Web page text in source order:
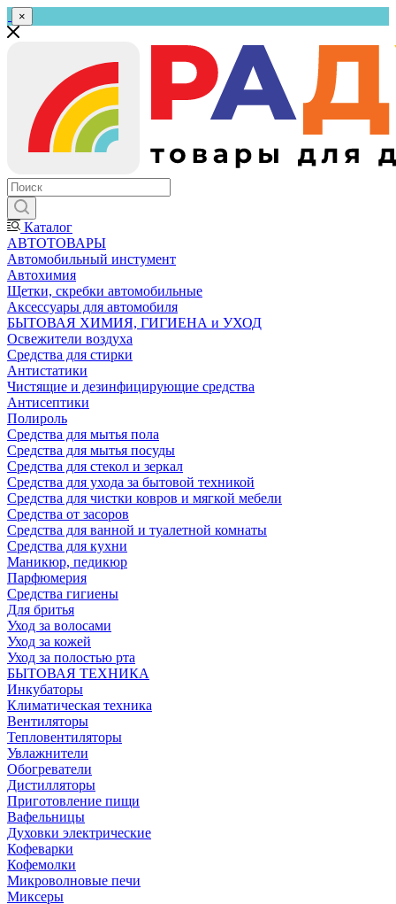
×
Каталог
АВТОТОВАРЫ
Автомобильный инстумент
Автохимия
Щетки, скребки автомобильные
Аксессуары для автомобиля
БЫТОВАЯ ХИМИЯ, ГИГИЕНА и УХОД
Освежители воздуха
Средства для стирки
Антистатики
Чистящие и дезинфицирующие средства
Антисептики
Полироль
Средства для мытья пола
Средства для мытья посуды
Средства для стекол и зеркал
Средства для ухода за бытовой техникой
Средства для чистки ковров и мягкой мебели
Средства от засоров
Средства для ванной и туалетной комнаты
Средства для кухни
Маникюр, педикюр
Парфюмерия
Средства гигиены
Для бритья
Уход за волосами
Уход за кожей
Уход за полостью рта
БЫТОВАЯ ТЕХНИКА
Инкубаторы
Климатическая техника
Вентиляторы
Тепловентиляторы
Увлажнители
Обогреватели
Дистилляторы
Приготовление пищи
Вафельницы
Духовки электрические
Кофеварки
Кофемолки
Микроволновые печи
Миксеры